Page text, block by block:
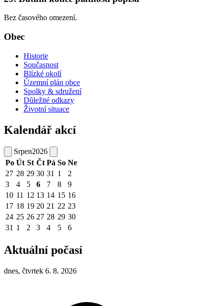
Bez časového omezení.
Obec
Historie
Současnost
Blízké okolí
Územní plán obce
Spolky & sdružení
Důležité odkazy
Životní situace
Kalendář akcí
Srpen2026
Po Út St Čt Pá So Ne
27 28 29 30 31 1
2
3
4 5 6 7 8
9
10 11 12 13 14 15 16
17 18 19 20 21 22 23
24 25 26 27 28 29 30
31 1 2 3 4 5 6
Aktuální počasí
dnes, čtvrtek 6. 8. 2026